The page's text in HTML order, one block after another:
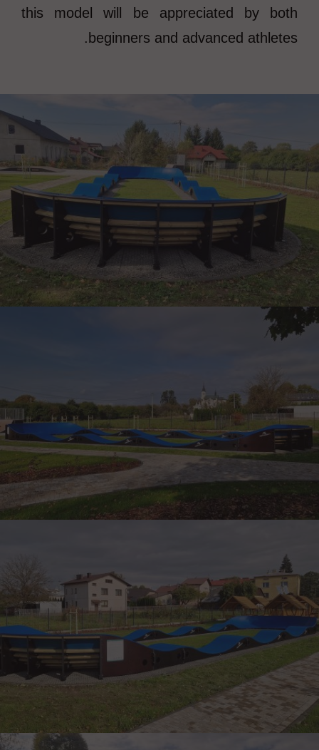
this model will be appreciated by both
beginners and advanced athletes.